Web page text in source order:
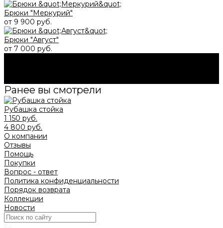
Брюки "Меркурий"
от 9 900 руб.
Брюки "Август"
от 7 000 руб.
Ранее вы смотрели
Рубашка стойка
1 150 руб.
4 800 руб.
О компании
Отзывы
Помощь
Покупки
Вопрос - ответ
Политика конфиденциальности
Порядок возврата
Коллекции
Новости